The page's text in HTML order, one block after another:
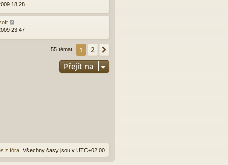
18:28
23:47
55 témat 1 2
Přejít na
Všechny časy jsou v UTC+02:00
z fóra